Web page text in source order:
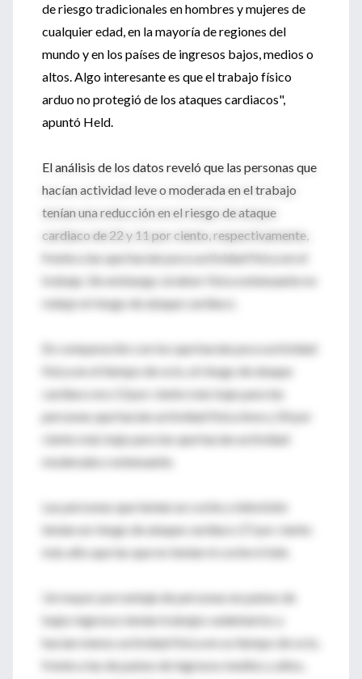
de riesgo tradicionales en hombres y mujeres de
cualquier edad, en la mayoría de regiones del
mundo y en los países de ingresos bajos, medios o
altos. Algo interesante es que el trabajo físico
arduo no protegió de los ataques cardiacos",
apuntó Held.
El análisis de los datos reveló que las personas que
hacían actividad leve o moderada en el trabajo
tenían una reducción en el riesgo de ataque
cardiaco de 22 y 11 por ciento, respectivamente,
frente a las que hacían poca actividad física en el
trabajo. Sin embargo, la labor física extenuante no
redujo el riesgo de ataque cardiaco.
En comparación con los que hacían poca actividad
física en el tiempo de ocio, el riesgo de ataque
cardiaco era 13 por ciento más bajo para las
personas que hacían actividad física leve y 24 por
ciento más bajo para las que hacían actividad
moderada o extenuante.
Las personas que tenían un coche y televisión
tenían un riesgo de ataque cardiaco 27 por ciento
más alto que las que no tenían ni coche ni tele.
Un mayor porcentaje de personas en países de
bajos ingresos tenían trabajos sedentarios y
hacían menos actividad física en su tiempo de ocio,
frente a las de países de ingresos medios y altos,